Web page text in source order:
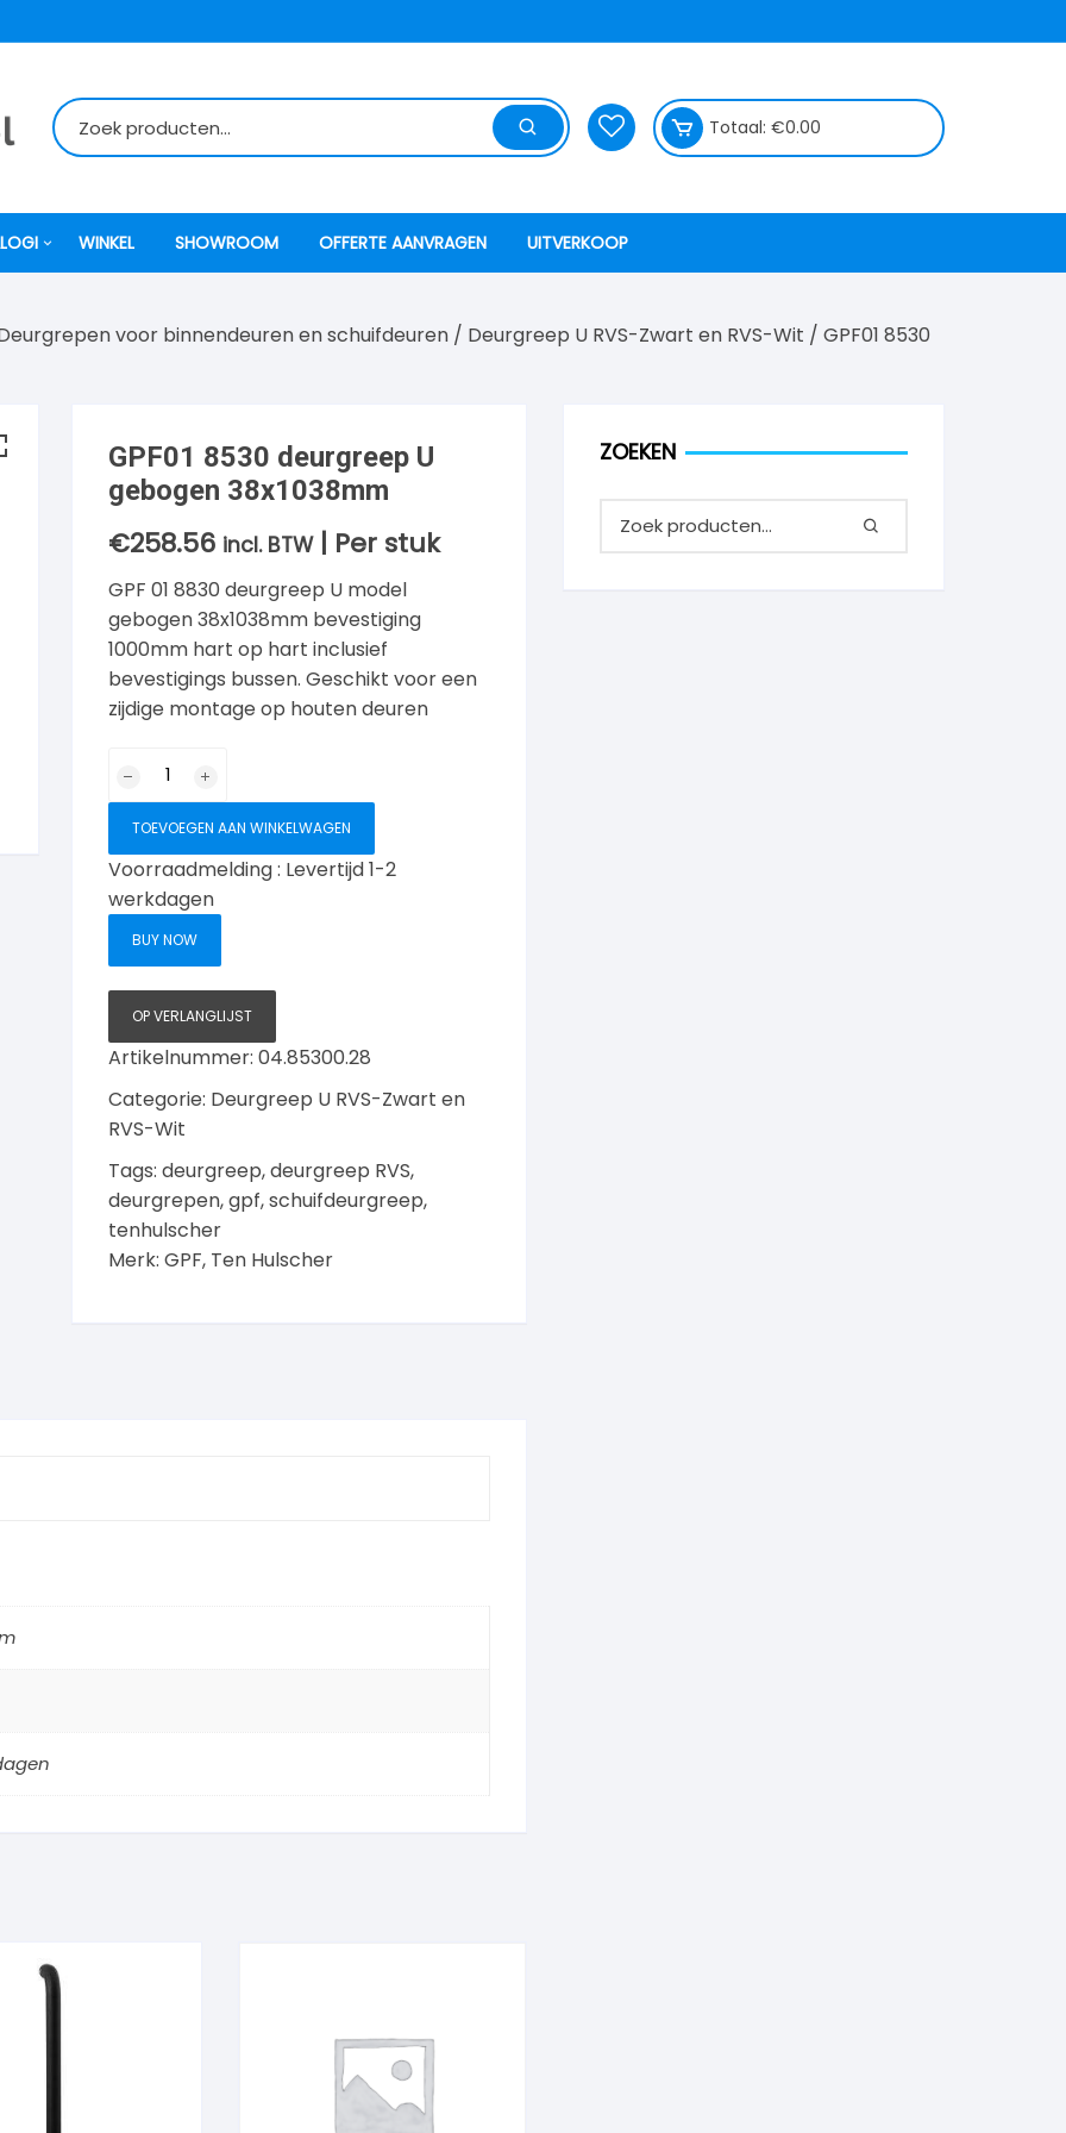
Totaal: €0.00
WINKEL SHOWROOM OFFERTE AANVRAGEN UITVERKOOP
voor binnendeuren en schuifdeuren / Deurgreep U RVS-Zwart en RVS-Wit / GPF01 8530
GPF01 8530 deurgreep U
gebogen 38x1038mm
€258.56 incl. BTW | Per stuk
GPF 01 8830 deurgreep U model
gebogen 38x1038mm bevestiging
1000mm hart op hart inclusief
bevestigings bussen. Geschikt voor een
zijdige montage op houten deuren
deurgreep
gebogen
38x1038mm
aantal
TOEVOEGEN AAN WINKELWAGEN
Voorraadmelding : Levertijd 1-2
werkdagen
BUY NOW
OP VERLANGLIJST
Artikelnummer:04.85300.28
Categorie: Deurgreep U RVS-Zwart en
RVS-Wit
Tags:deurgreep,deurgreep RVS,
deurgrepen,gpf,schuifdeurgreep,
tenhulscher
Merk:GPF, Ten Hulscher
ZOEKEN